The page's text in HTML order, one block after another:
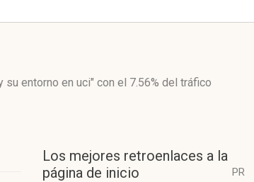
su entorno en uci" con el 7.56% del tráfico
Los mejores retroenlaces a la
página de inicio
PR